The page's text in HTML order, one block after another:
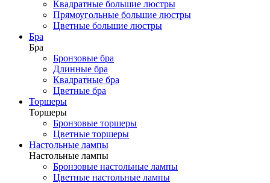
Квадратные большие люстры
Прямоугольные большие люстры
Цветные большие люстры
Бра
Бра
Бронзовые бра
Длинные бра
Квадратные бра
Цветные бра
Торшеры
Торшеры
Бронзовые торшеры
Цветные торшеры
Настольные лампы
Настольные лампы
Бронзовые настольные лампы
Цветные настольные лампы